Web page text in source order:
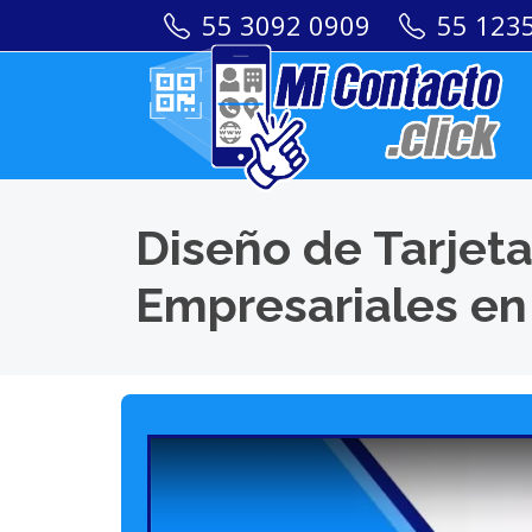
55 3092 0909 55
Diseño de
Empresariales